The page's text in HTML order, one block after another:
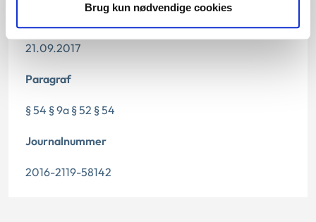
Brug kun nødvendige cookies
Offentliggørelsesdato
21.09.2017
Paragraf
§ 54 § 9a § 52 § 54
Journalnummer
2016-2119-58142